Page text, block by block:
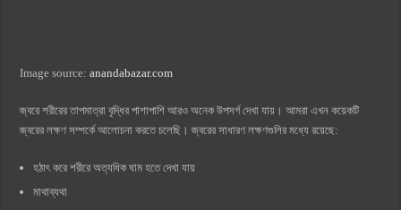
Image source:anandabazar.com
জ্বরে শরীরের তাপমাত্রা বৃদ্ধির পাশাপাশি আরও অনেক উপসর্গ দেখা যায়। আমরা এখন কয়েকটি
জ্বরের লক্ষণ সম্পর্কে আলোচনা করতে চলেছি। জ্বরের সাধারণ লক্ষণগুলির মধ্যে রয়েছে:
হঠাৎ করে শরীরে অত্যধিক ঘাম হতে দেখা যায়
মাথাব্যথা